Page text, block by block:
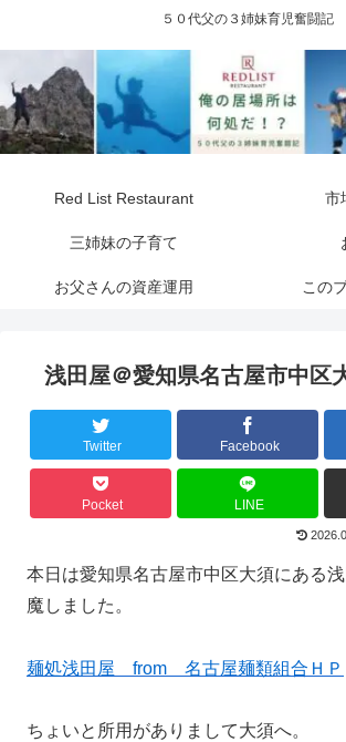
５０代父の３姉妹育児奮闘記
Red List Restaurant 市
三姉妹の子育て
お父さんの資産運用 この
浅田屋＠愛知県名古屋市中区
Twitter Facebook
Pocket LINE
本日は愛知県名古屋市中区大須にある
魔しました。
麺処浅田屋 from 名古屋麺類組合ＨＰ
ちょいと所用がありまして大須へ。